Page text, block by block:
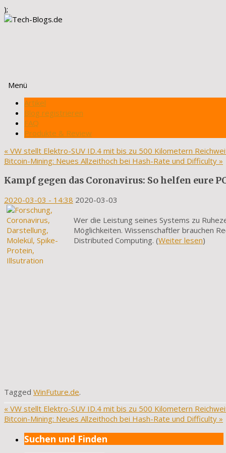
);
Menü
Zum
Inhalt
springen
Artikel
Blog registrieren
FAQ
Produkte & Review
« VW stellt Elektro-SUV ID.4 mit bis zu 500 Kilometern
Bitcoin-Mining: Neues Allzeithoch bei Hash-Rate und Difficulty »
Kampf gegen das Coronavirus: So helfen eure
2020-03-03 - 14:38 2020-03-03
Wer die Leistung seines Systems zu
Möglichkeiten. Wissenschaftler brauchen
Distributed Computing. (Weiter lesen)
Tagged WinFuture.de.
« VW stellt Elektro-SUV ID.4 mit bis zu 500 Kilometern
Bitcoin-Mining: Neues Allzeithoch bei Hash-Rate und Difficulty »
Suchen und Finden